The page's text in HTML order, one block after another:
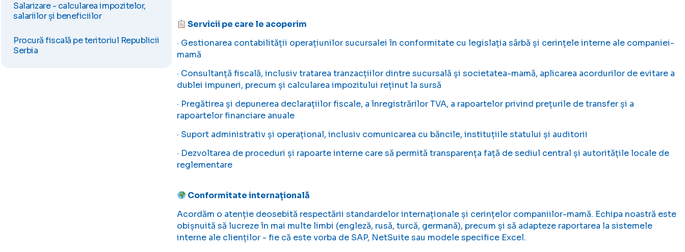
Salarizare - calcularea impozitelor,
salariilor și beneficiilor
Procură fiscală pe teritoriul Republicii
Serbia
Servicii pe care le acoperim
· Gestionarea contabilității operațiunilor sucursalei în conformitate cu legislația sârbă și cerințele interne ale companiei-
mamă
· Consultanță fiscală, inclusiv tratarea tranzacțiilor dintre sucursală și societatea-mamă, aplicarea acordurilor de evitare a
dublei impuneri, precum și calcularea impozitului reținut la sursă
· Pregătirea și depunerea declarațiilor fiscale, a înregistrărilor TVA, a rapoartelor privind prețurile de transfer și a
rapoartelor financiare anuale
· Suport administrativ și operațional, inclusiv comunicarea cu băncile, instituțiile statului și auditorii
· Dezvoltarea de proceduri și rapoarte interne care să permită transparența față de sediul central și autoritățile locale de
reglementare
Conformitate internațională
Acordăm o atenție deosebită respectării standardelor internaționale și cerințelor companiilor-mamă. Echipa noastră este
obișnuită să lucreze în mai multe limbi (engleză, rusă, turcă, germană), precum și să adapteze raportarea la sistemele
interne ale clienților - fie că este vorba de SAP, NetSuite sau modele specifice Excel.